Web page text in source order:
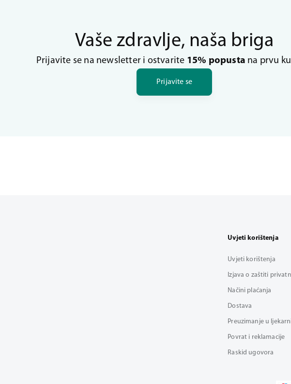
Vaše zdravlje, naša briga
Prijavite se na newsletter i ostvarite 15% popusta na prvu
Prijavite se
Uvjeti korištenja
Uvjeti korištenja
Izjava o zaštiti
Načini plaćanja
Dostava
Preuzimanje u
Povrat i reklamacije
Raskid ugovora